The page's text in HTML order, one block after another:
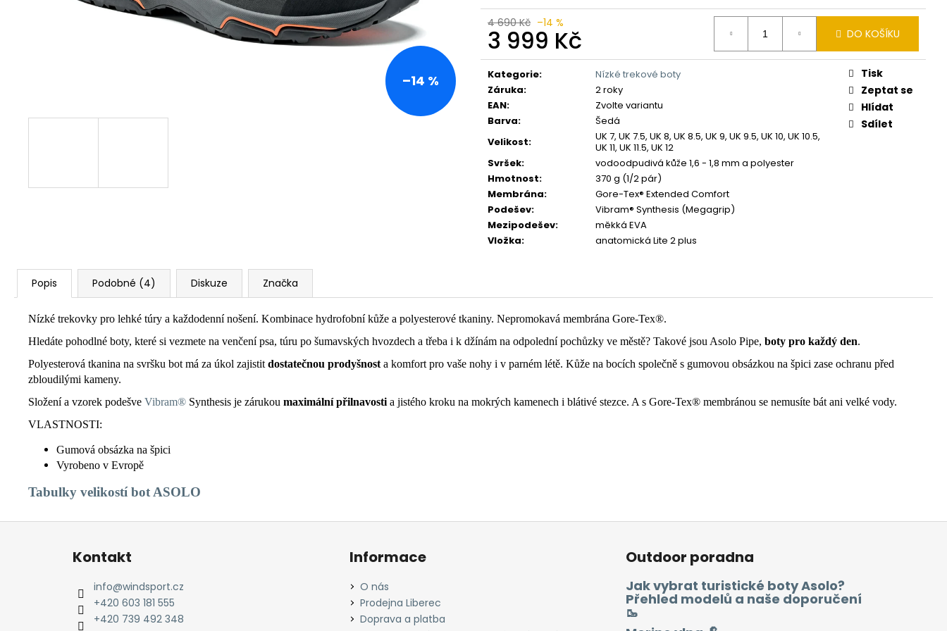
4 690 Kč –14 %
3 999 Kč
Měrná
cena:
DO KOŠÍKU
Kategorie:
Nízké trekové boty
Záruka:
2 roky
EAN:
Zvolte variantu
Barva:
Šedá
Velikost:
UK 7, UK 7.5, UK 8, UK 8.5, UK 9, UK 9.5, UK 10, UK 10.5,
UK 11, UK 11.5, UK 12
Svršek:
vodoodpudivá kůže 1,6 - 1,8 mm a polyester
Hmotnost:
370 g (1/2 pár)
Membrána:
Gore-Tex® Extended Comfort
Podešev:
Vibram® Synthesis (Megagrip)
Mezipodešev:
měkká EVA
Vložka: anatomická Lite 2 plus
Tisk
Zeptat se
Hlídat
Sdílet
–14 %
Popis Podobné (4) Diskuze Značka
Nízké trekovky pro lehké túry a každodenní nošení. Kombinace hydrofobní kůže a polyesterové tkaniny. Nepromokavá membrána Gore-Tex®.
Hledáte pohodlné boty, které si vezmete na venčení psa, túru po šumavských hvozdech a třeba i k džínám na odpolední pochůzky ve městě? Takové jsou Asolo Pipe, boty pro každý den.
Polyesterová tkanina na svršku bot má za úkol zajistit dostatečnou prodyšnost a komfort pro vaše nohy i v parném létě. Kůže na bocích společně s gumovou obsázkou na špici zase ochranu před
zbloudilými kameny.
Složení a vzorek podešve Vibram® Synthesis je zárukou maximální přilnavosti a jistého kroku na mokrých kamenech i blátivé stezce. A s Gore-Tex® membránou se nemusíte bát ani velké vody.
VLASTNOSTI:
Gumová obsázka na špici
Vyrobeno v Evropě
Tabulky velikostí bot ASOLO
Z
Kontakt
info@windsport.cz
+420 603 181 555
+420 739 492 348
Informace
O nás
Prodejna Liberec
Doprava a platba
Outdoor poradna
Jak vybrat turistické boty Asolo?
Přehled modelů a naše doporučení
🥾